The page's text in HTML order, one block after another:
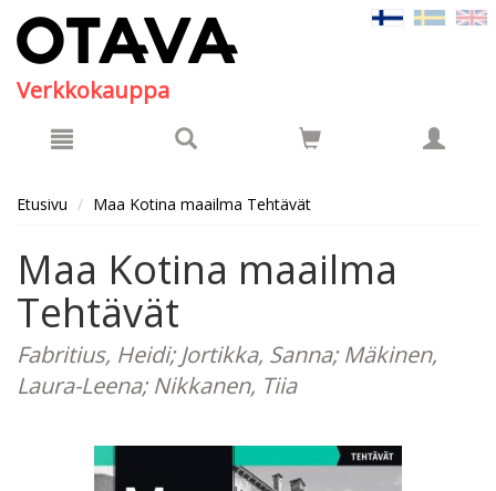
Verkkokauppa
Etusivu Maa Kotina maailma Tehtävät
Maa Kotina maailma
Tehtävät
Fabritius, Heidi; Jortikka, Sanna; Mäkinen,
Laura-Leena; Nikkanen, Tiia